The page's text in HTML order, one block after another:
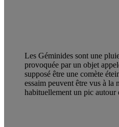
Les Géminides sont une
provoquée par un objet
supposé être une comète
essaim peuvent être vus à la
habituellement un pic autour